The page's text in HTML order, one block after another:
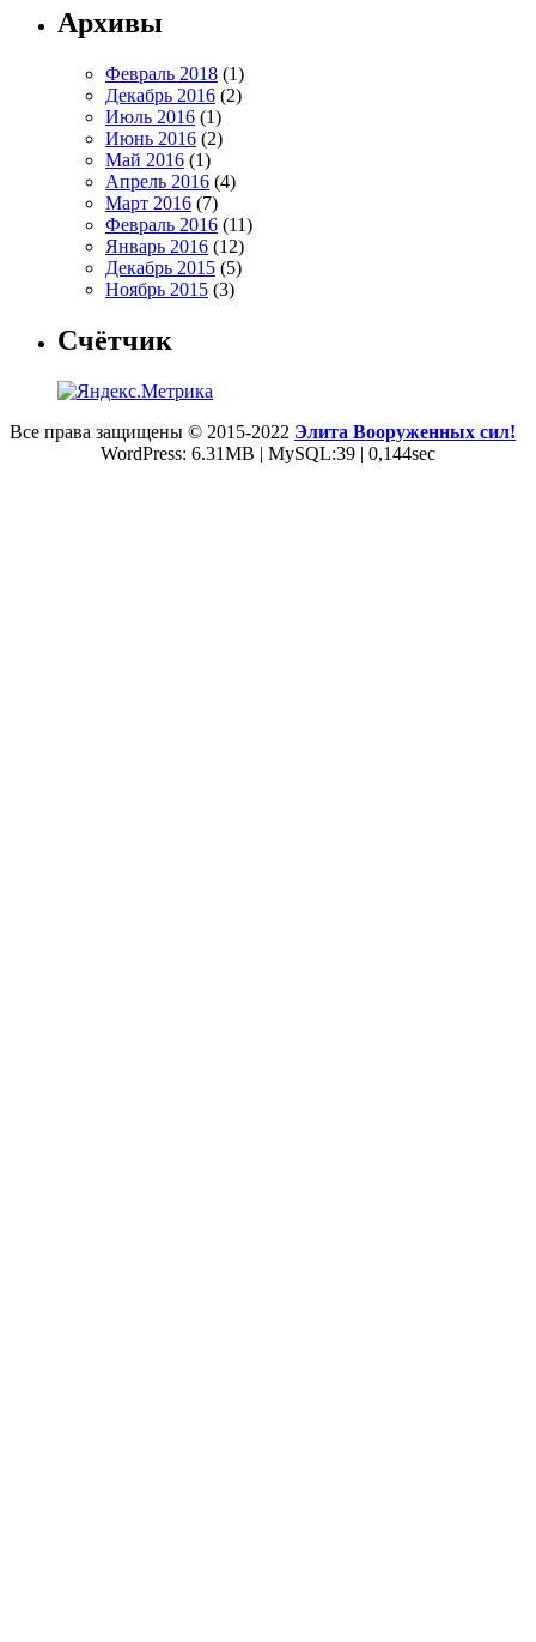
Архивы
Февраль 2018 (1)
Декабрь 2016 (2)
Июль 2016 (1)
Июнь 2016 (2)
Май 2016 (1)
Апрель 2016 (4)
Март 2016 (7)
Февраль 2016 (11)
Январь 2016 (12)
Декабрь 2015 (5)
Ноябрь 2015 (3)
Счётчик
Все права защищены © 2015-2022 Элита Вооруженных сил!
WordPress: 6.31MB | MySQL:39 | 0,144sec